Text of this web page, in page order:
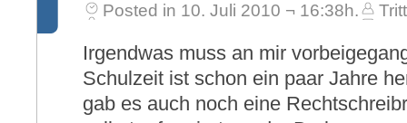
Posted in 10. Juli 2010 ¬ 16:38h.
Irgendwas muss an mir
Schulzeit ist schon ein paar Jahre
gab es auch noch eine